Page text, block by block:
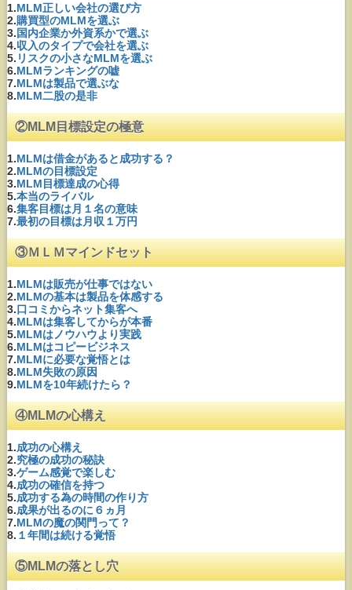
1.MLM正しい会社の選び方
2.購買型のMLMを選ぶ
3.国内企業か外資系かで選ぶ
4.収入のタイプで会社を選ぶ
5. リスクの小さなMLMを選ぶ
6.MLMランキングの嘘
7.MLMは製品で選ぶな
8.MLM二股の是非
②MLM目標設定の極意
1.MLMは借金があると成功する？
2.MLMの目標設定
3.MLM目標達成の心得
5.本当のライバル
6.集客目標は月１名の意味
7.最初の目標は月収１万円
③ＭＬＭマインドセット
1.MLMは販売が仕事ではない
2.MLMの基本は製品を体感する
3.口コミからネット集客へ
4.MLMは集客してからが本番
5.MLMはノウハウより実践
6.MLMはコピービジネス
7.MLMに必要な覚悟とは
8.MLM失敗の原因
9.MLMを10年続けたら？
④MLMの心構え
1.成功の心構え
2.究極の成功の秘訣
3.ゲーム感覚で楽しむ
4.成功の確信を持つ
5.成功する為の時間の作り方
6.成果が出るのに６ヵ月
7.MLMの魔の関門って？
8. １年間は続ける覚悟
⑤MLMの落とし穴